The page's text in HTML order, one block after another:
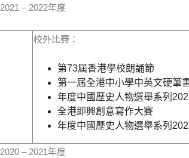
2021 – 2022年度
校外比賽：
第73屆香港學校朗誦節
第一屆全港中小學中英文硬筆
年度中國歷史人物選舉系列
全港即興創意寫作大賽
年度中國歷史人物選舉系列
2020 – 2021年度